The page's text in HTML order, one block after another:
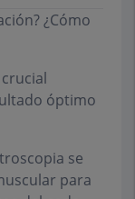
¿Cómo
óptimo
se
para